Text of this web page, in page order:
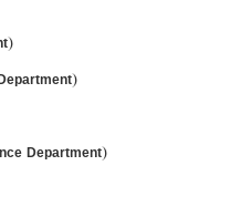
Department)